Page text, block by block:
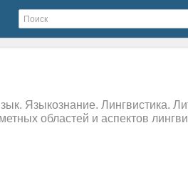
Языкознание. Лингвистика.
областей и аспектов